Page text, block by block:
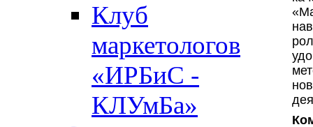
Клуб
маркетологов
«ИРБиС -
КЛУмБа»